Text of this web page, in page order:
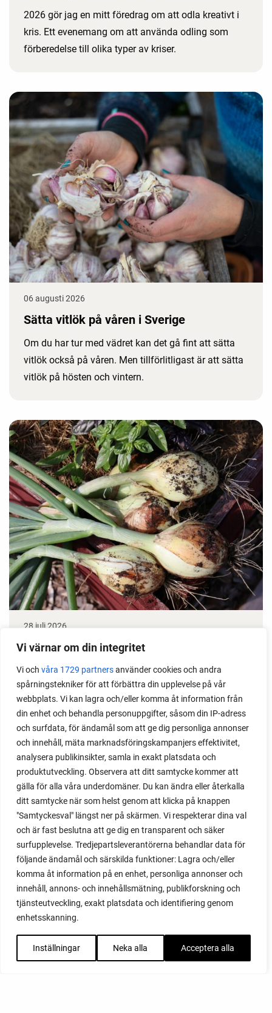
Vi värnar om din integritet
Vi och våra 1729 partnersanvänder cookies och andra
spårningstekniker för att förbättra din upplevelse på vår
webbplats. Vi kan lagra och/eller komma åt information från
din enhet och behandla personuppgifter, såsom din IP-adress
och surfdata, för ändamål som att ge dig personliga annonser
och innehåll, mäta marknadsföringskampanjers effektivitet,
analysera publikinsikter, samla in exakt platsdata och
produktutveckling. Observera att ditt samtycke kommer att
gälla för alla våra underdomäner. Du kan ändra eller återkalla
ditt samtycke när som helst genom att klicka på knappen
"Samtyckesval" längst ner på skärmen. Vi respekterar dina val
och är fast beslutna att ge dig en transparent och säker
surfupplevelse. Tredjepartsleverantörerna behandlar data för
följande ändamål och särskilda funktioner: Lagra och/eller
komma åt information på en enhet, personliga annonser och
innehåll, annons- och innehållsmätning, publikforskning och
tjänsteutveckling, exakt platsdata och identifiering genom
enhetsskanning.
Inställningar Neka alla Acceptera alla
2026 gör jag en mitt föredrag om att odla kreativt i
kris. Ett evenemang om att använda odling som
förberedelse till olika typer av kriser.
06 augusti 2026
Sätta vitlök på våren i Sverige
Om du har tur med vädret kan det gå fint att sätta
vitlök också på våren. Men tillförlitligast är att sätta
vitlök på hösten och vintern.
28 juli 2026
Odla lök från frö - Stor skörd
Det är lätt att lyckas med lök från frö. Följ min sådd
under säsongen och få tips om hur du sår, skolar
om, planterar och skördar egen lök.